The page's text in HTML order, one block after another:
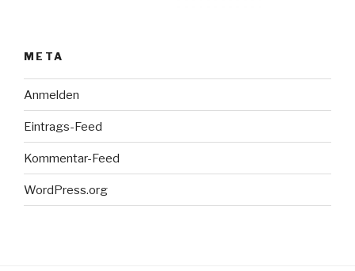
META
Anmelden
Eintrags-Feed
Kommentar-Feed
WordPress.org